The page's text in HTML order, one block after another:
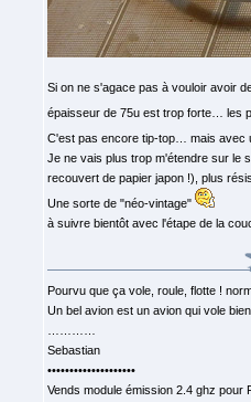
Si on ne s'agace pas à vouloir avoir
épaisseur de 75u est trop forte… les
C'est pas encore tip-top… mais avec
Je ne vais plus trop m'étendre sur le
recouvert de papier japon !), plus
Une sorte de "néo-vintage"
à suivre bientôt avec l'étape de la
Pourvu que ça vole, roule, flotte !
Un bel avion est un avion qui vole
Sebastian
••••••••••••••••••••
Vends module émission 2.4 ghz